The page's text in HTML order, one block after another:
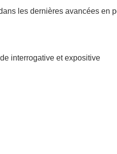
les dernières avancées en
interrogative et expositive